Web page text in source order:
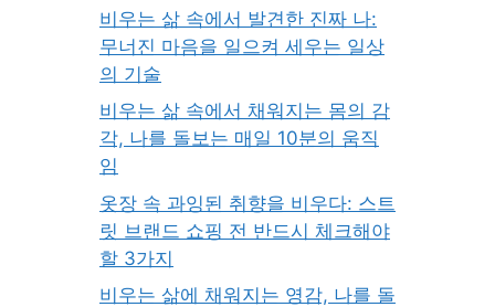
비우는 삶 속에서 발견한 진짜 나:
무너진 마음을 일으켜 세우는 일상
의 기술
비우는 삶 속에서 채워지는 몸의 감
각, 나를 돌보는 매일 10분의 움직
임
옷장 속 과잉된 취향을 비우다: 스트
릿 브랜드 쇼핑 전 반드시 체크해야
할 3가지
비우는 삶에 채워지는 영감, 나를 돌